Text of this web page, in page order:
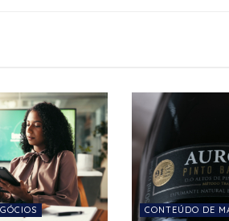
CONTEÚDO DE